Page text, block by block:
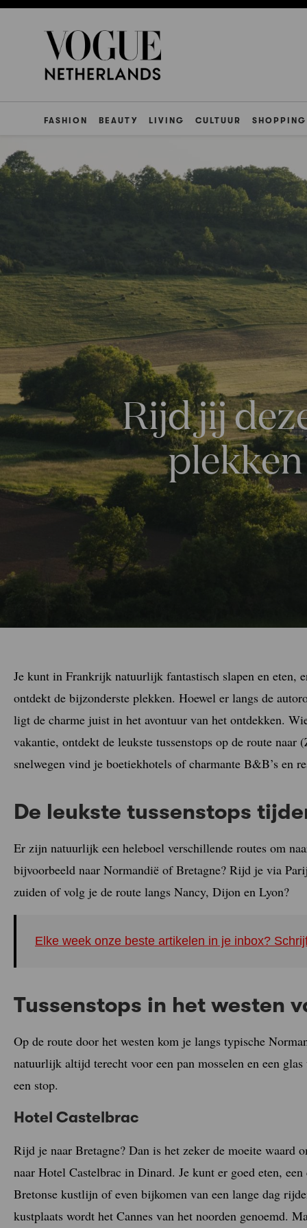
FASHION BEAUTY LIVING CULTUUR SHOPPING
Rijd jij
Je kunt in Frankrijk natuurlijk fantastisch slapen en eten,
ontdekt de bijzonderste plekken. Hoewel er langs de
ligt de charme juist in het avontuur van het ontdekken.
vakantie, ontdekt de leukste tussenstops op de route
snelwegen vind je boetiekhotels of charmante B&B’s en
De leukste tussenstops
Er zijn natuurlijk een heleboel verschillende routes om
bijvoorbeeld naar Normandië of Bretagne? Rijd je via
zuiden of volg je de route langs Nancy, Dijon en Lyon?
Elke week onze beste artikelen in je inbox?
Tussenstops in het westen
Op de route door het westen kom je langs typische
natuurlijk altijd terecht voor een pan mosselen en een
een stop.
Hotel Castelbrac
Rijd je naar Bretagne? Dan is het zeker de moeite waard
naar Hotel Castelbrac in Dinard. Je kunt er goed eten,
Bretonse kustlijn of even bijkomen van een lange dag
kustplaats wordt het Cannes van het noorden genoemd.